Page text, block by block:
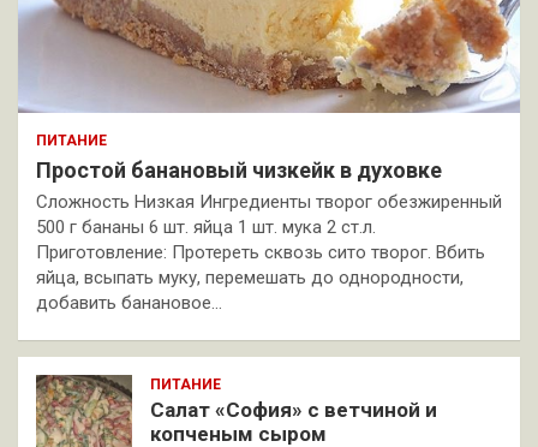
ПИТАНИЕ
Простой банановый чизкейк в духовке
Сложность Низкая Ингредиенты творог обезжиренный
500 г бананы 6 шт. яйца 1 шт. мука 2 ст.л.
Приготовление: Протереть сквозь сито творог. Вбить
яйца, всыпать муку, перемешать до однородности,
добавить банановое…
ПИТАНИЕ
Салат «София» с ветчиной и
копченым сыром